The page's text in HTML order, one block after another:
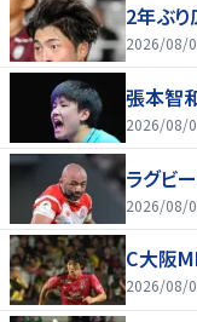
2年ぶ
2026/08/
張本智
2026/08/
ラグビ
2026/08/
C大阪
2026/08/